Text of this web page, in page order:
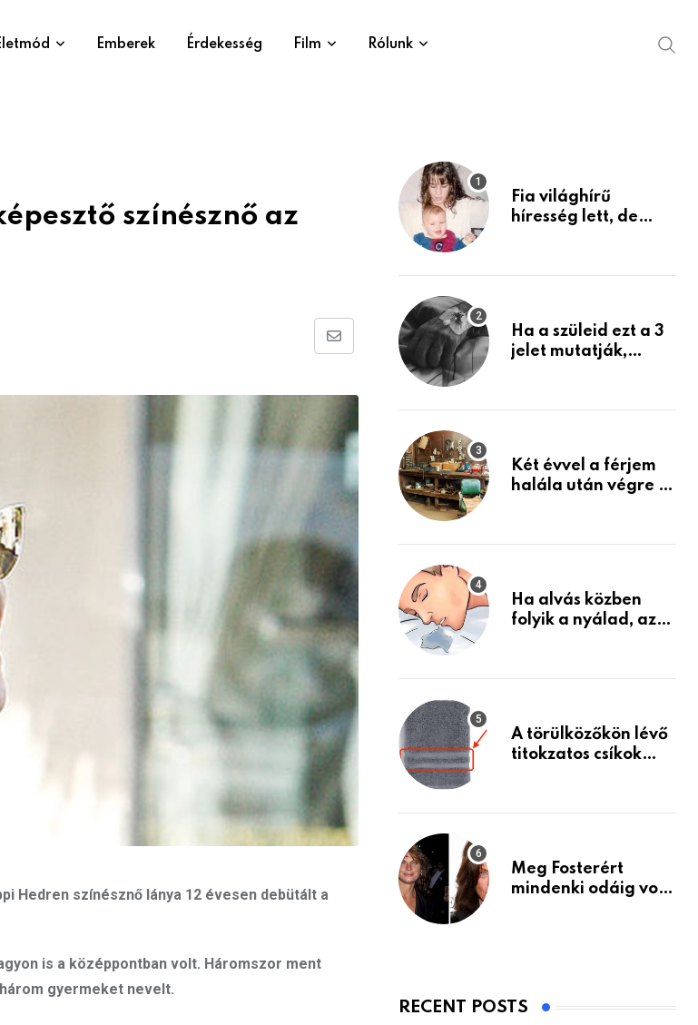
Emberek Érdekesség Film Rólunk
színésznő az
Share
Email
Hedren színésznő lánya 12 évesen debütált a
is a középpontban volt. Háromszor ment
gyermeket nevelt.
Fia világhírű
híresség lett, de
mint azt el tudnád
Ha a szüleid ezt a 3
jelet mutatják,
Készülj fel arra, ami
Két évvel a férjem
halála után végre át
holmiját – amit
életemet
Ha alvás közben
folyik a nyálad, az
A törülközőkön lévő
titokzatos csíkok
Meg Fosterért
mindenki odáig volt
RECENT POSTS